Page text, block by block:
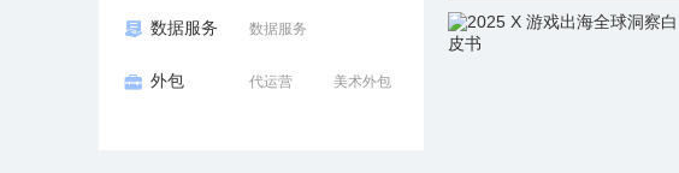
数据服务 数据服务
外包 代运营 美术外包